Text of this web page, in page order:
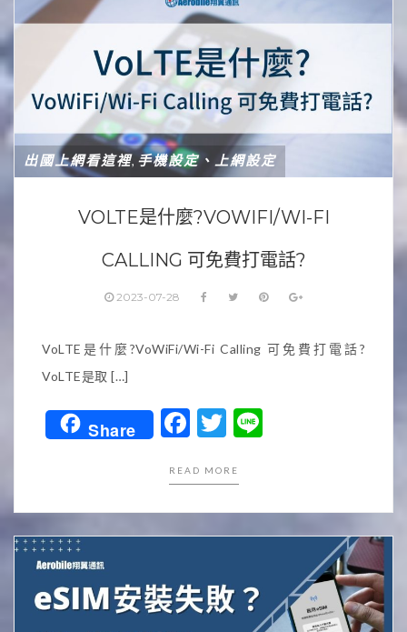
出國上網看這裡, 手機設定、上網設定
VOLTE是什麼?VOWIFI/WI-FI
CALLING 可免費打電話?
2023-07-28
VoLTE是什麼?VoWiFi/Wi-Fi Calling 可免費打電話?
VoLTE是取 […]
Share Facebook
Twitter
Line
READ MORE